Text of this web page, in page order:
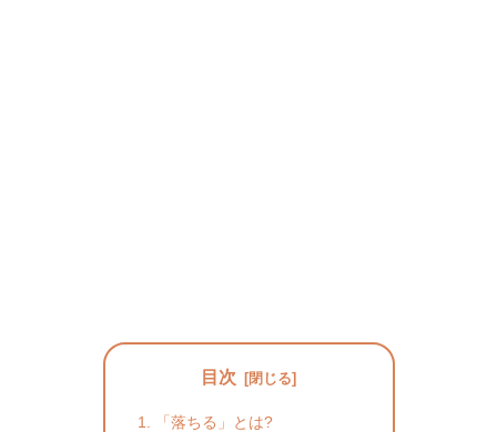
目次
「落ちる」とは?